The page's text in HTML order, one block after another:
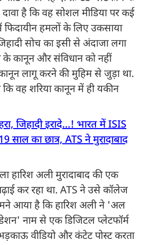
है कि वह सोशल मीडिया पर कई
फिदायीन हमलों के लिए उकसाया
सोच का इसी से अंदाजा लगा
कानून और संविधान को नहीं
लागू करने की मुहिम से जुड़ा था.
वह शरिया कानून में ही यकीन
जिहादी इरादे…! भारत में ISIS
साल का छात्र, ATS ने मुरादाबाद
हारिश अली मुरादाबाद की एक
कर रहा था. ATS ने उसे कॉलेज
आया है कि हारिश अली ने 'अल
नाम से एक डिजिटल प्लेटफॉर्म
वीडियो और कंटेट पोस्ट करता